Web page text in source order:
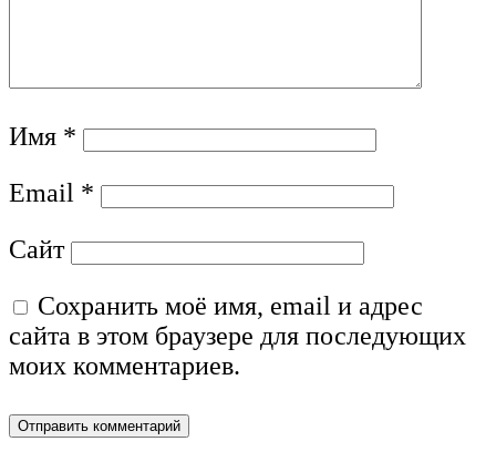
Имя *
Email *
Сайт
Сохранить моё имя, email и адрес
сайта в этом браузере для последующих
моих комментариев.